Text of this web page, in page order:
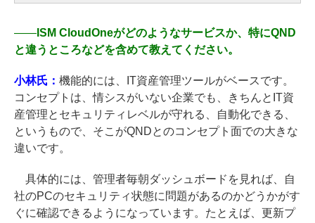
――ISM CloudOneがどのようなサービスか、特にQND
と違うところなどを含めて教えてください。
小林氏： 機能的には、IT資産管理ツールがベースです。
コンセプトは、情シスがいない企業でも、きちんとIT資
産管理とセキュリティレベルが守れる、自動化できる、
というもので、そこがQNDとのコンセプト面での大きな
違いです。
具体的には、管理者毎朝ダッシュボードを見れば、自
社のPCのセキュリティ状態に問題があるのかどうかがす
ぐに確認できるようになっています。たとえば、更新プ